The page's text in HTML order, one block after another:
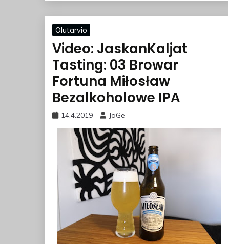
Olutarvio
Video: JaskanKaljat
Tasting: 03 Browar
Fortuna Miłosław
Bezalkoholowe IPA
14.4.2019 JaGe